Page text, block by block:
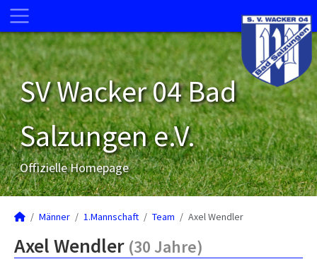
SV Wacker 04 Bad
Salzungen e.V.
Offizielle Homepage
Männer 1.Mannschaft Team Axel Wendler
Axel Wendler (30 Jahre)